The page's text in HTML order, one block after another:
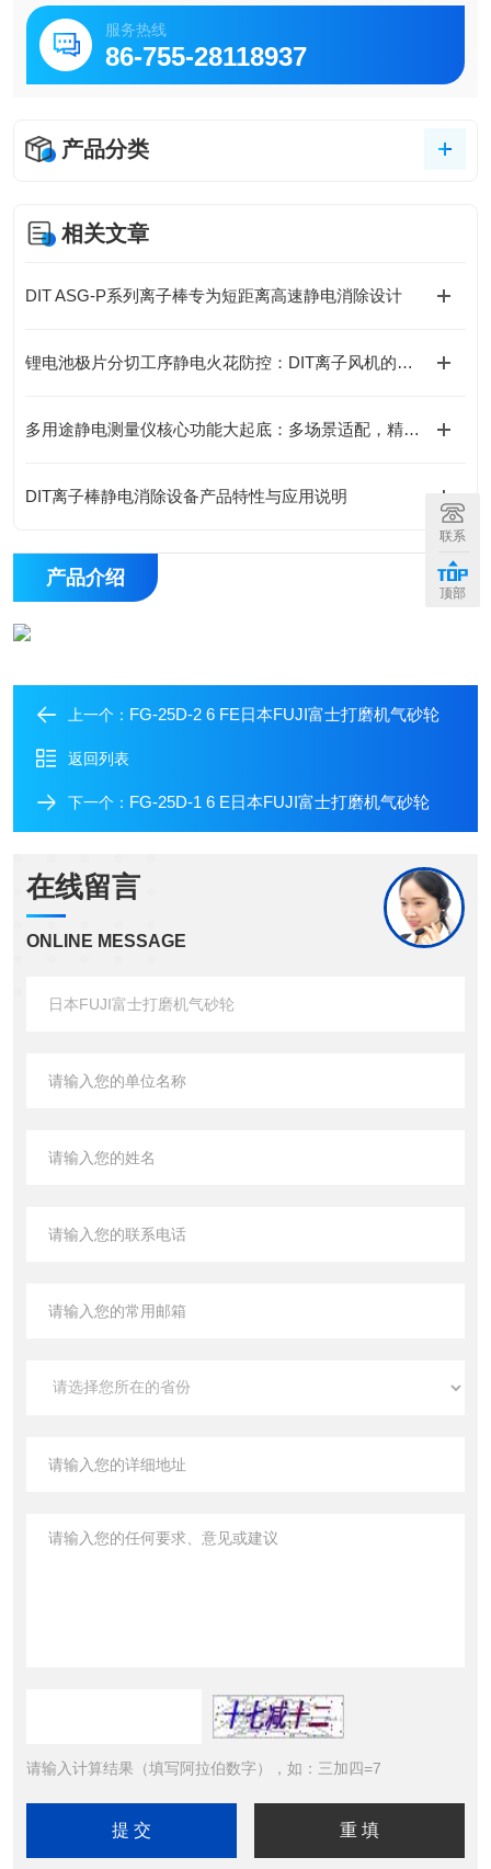
服务热线
86-755-28118937
产品分类
相关文章
DIT ASG-P系列离子棒专为短距离高速静电消除设计
锂电池极片分切工序静电火花防控：DIT离子风机的防爆安全处理方案
多用途静电测量仪核心功能大起底：多场景适配，精准掌控静电动态！
DIT离子棒静电消除设备产品特性与应用说明
产品介绍
上一个： FG-25D-2 6 FE日本FUJI富士打磨机气砂轮
返回列表
下一个： FG-25D-1 6 E日本FUJI富士打磨机气砂轮
在线留言
ONLINE MESSAGE
请输入计算结果（填写阿拉伯数字），如：三加四=7
联系
顶部